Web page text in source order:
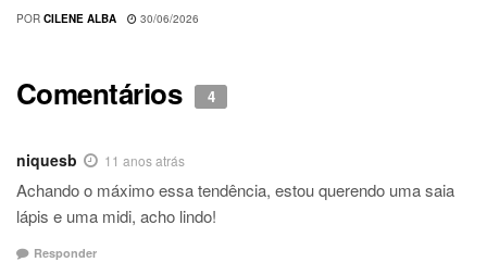
POR CILENE ALBA 30/06/2026
Comentários 4
niquesb 11 anos atrás
Achando o máximo essa tendência, estou querendo uma saia
lápis e uma midi, acho lindo!
Responder